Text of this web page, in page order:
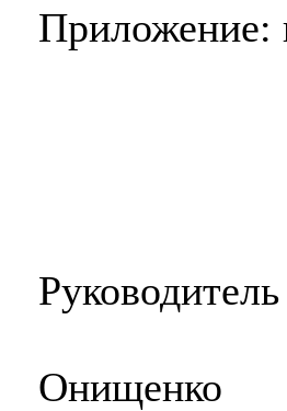
Приложение:
Онищенко